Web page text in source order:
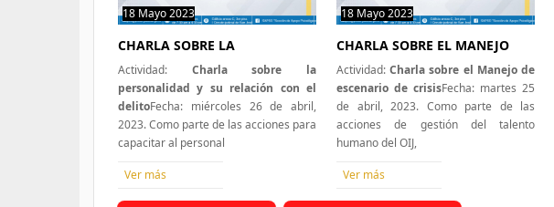
18 Mayo 2023 0 hit
CHARLA SOBRE LA
Actividad: Charla sobre la
personalidad y su relación con el
delitoFecha: miércoles 26 de abril,
2023. Como parte de las acciones para
capacitar al personal
Ver más
18 Mayo 2023 0 hit
CHARLA SOBRE EL MANEJO
Actividad:Charla sobre el Manejo de
escenario de crisisFecha: martes 25
de abril, 2023. Como parte de las
acciones de gestión del talento
humano del OIJ,
Ver más